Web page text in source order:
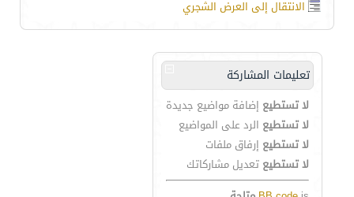
الانتقال إلى العرض الشجري
تعليمات المشاركة
لا تستطيع إضافة مواضيع جديدة
لا تستطيع الرد على المواضيع
لا تستطيع إرفاق ملفات
لا تستطيع تعديل مشاركاتك